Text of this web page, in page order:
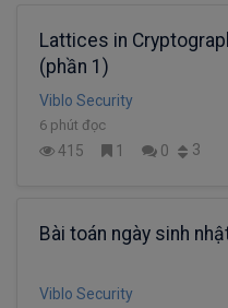
Lattices in
(phần 1)
Viblo Security
6 phút đọc
415 1 0 3
Bài toán ngày sinh
Viblo Security